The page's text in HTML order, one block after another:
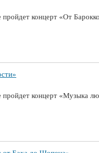
концерт «От
пройдет концерт «Музыка